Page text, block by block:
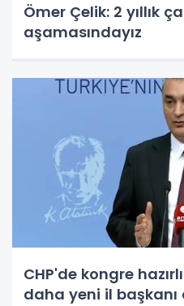
Ömer Çelik: 2 yıllık
aşamasındayız
CHP'de kongre
daha yeni il başkanı